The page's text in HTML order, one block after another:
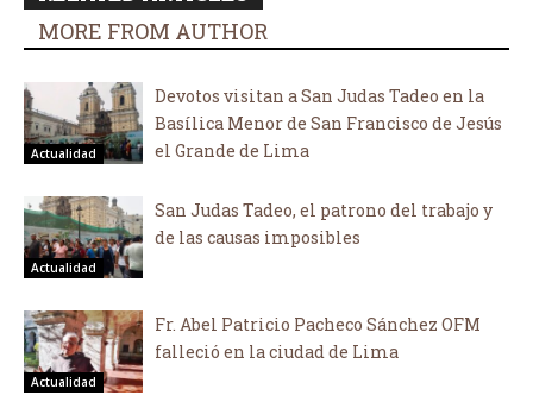
MORE FROM AUTHOR
Actualidad
Devotos visitan a San Judas Tadeo en la
Basílica Menor de San Francisco de Jesús
el Grande de Lima
Actualidad
San Judas Tadeo, el patrono del trabajo y
de las causas imposibles
Actualidad
Fr. Abel Patricio Pacheco Sánchez OFM
falleció en la ciudad de Lima